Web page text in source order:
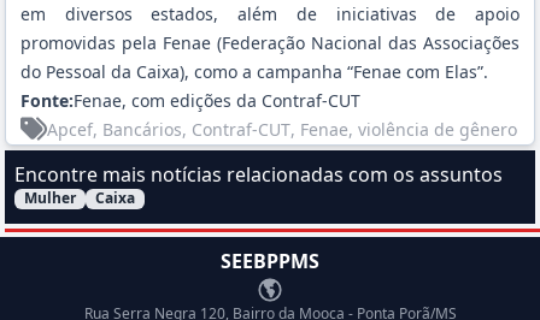
em diversos estados, além de iniciativas de apoio
promovidas pela Fenae (Federação Nacional das Associações
do Pessoal da Caixa), como a campanha “Fenae com Elas”.
Fonte:Fenae, com edições da Contraf-CUT
Apcef, Bancários, Contraf-CUT, Fenae, violência de gênero
Encontre mais notícias relacionadas com os assuntos
Filtrar Notícias pelo assunto:
Mulher Caixa
SEEBPPMS
Endereço
Rua Serra Negra 120, Bairro da Mooca - Ponta Porã/MS